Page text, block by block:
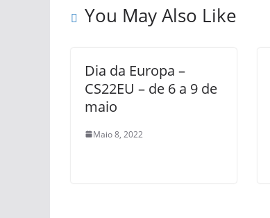
You May Also Like
Dia da Europa –
CS22EU – de 6 a 9 de
maio
Maio 8, 2022